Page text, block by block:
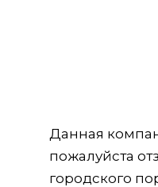
Данная
пожалуйста
городского